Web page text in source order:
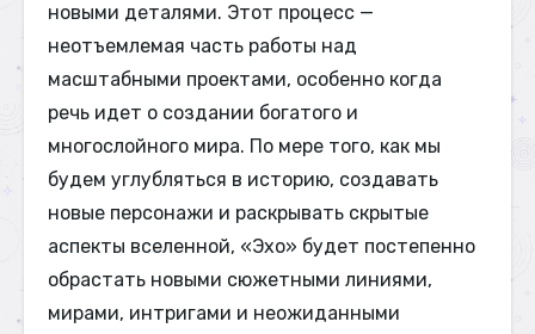
новыми деталями. Этот процесс —
неотъемлемая часть работы над
масштабными проектами, особенно когда
речь идет о создании богатого и
многослойного мира. По мере того, как мы
будем углубляться в историю, создавать
новые персонажи и раскрывать скрытые
аспекты вселенной, «Эхо» будет постепенно
обрастать новыми сюжетными линиями,
мирами, интригами и неожиданными